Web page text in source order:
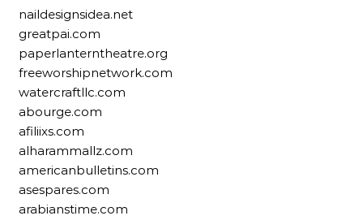
naildesignsidea.net
greatpai.com
paperlanterntheatre.org
freeworshipnetwork.com
watercraftllc.com
abourge.com
afiliixs.com
alharammallz.com
americanbulletins.com
asespares.com
arabianstime.com